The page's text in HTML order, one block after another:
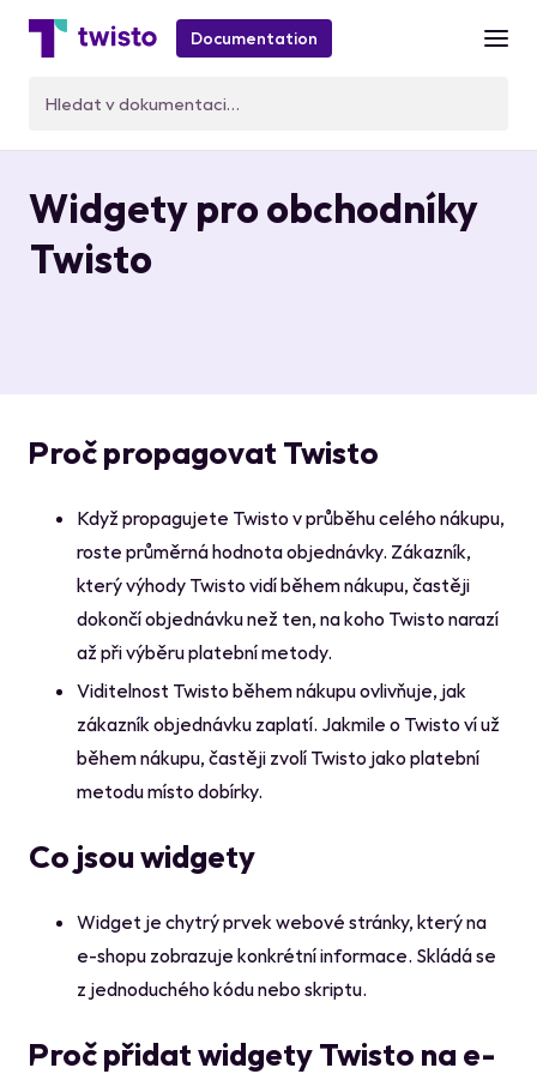
Documentation
Widgety pro obchodníky
Twisto
Proč propagovat Twisto
Když propagujete Twisto v průběhu celého nákupu,
roste průměrná hodnota objednávky. Zákazník,
který výhody Twisto vidí během nákupu, častěji
dokončí objednávku než ten, na koho Twisto narazí
až při výběru platební metody.
Viditelnost Twisto během nákupu ovlivňuje, jak
zákazník objednávku zaplatí. Jakmile o Twisto ví už
během nákupu, častěji zvolí Twisto jako platební
metodu místo dobírky.
Co jsou widgety
Widget je chytrý prvek webové stránky, který na
e-shopu zobrazuje konkrétní informace. Skládá se
z jednoduchého kódu nebo skriptu.
Proč přidat widgety Twisto na e-